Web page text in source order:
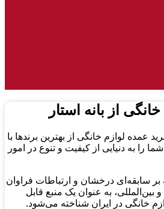
از بانه استار
عمده لوازم خانگی از بهترین برندها با
را به دنیایی از کیفیت و تنوع در امور
بر سابقه‌ای درخشان و ارتباطات فراوان
و بین‌المللی، به عنوان یک منبع قابل
خانگی در ایران شناخته می‌شود.